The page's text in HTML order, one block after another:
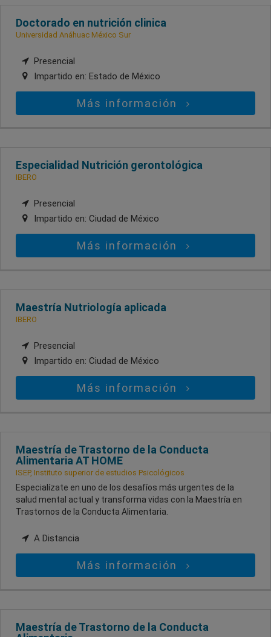
Doctorado en nutrición clinica
Universidad Anáhuac México Sur
Presencial
Impartido en: Estado de México
Más información
Especialidad Nutrición gerontológica
IBERO
Presencial
Impartido en: Ciudad de México
Más información
Maestría Nutriología aplicada
IBERO
Presencial
Impartido en: Ciudad de México
Más información
Maestría de Trastorno de la Conducta
Alimentaria AT HOME
ISEP, Instituto superior de estudios Psicológicos
Especialízate en uno de los desafíos más urgentes de la
salud mental actual y transforma vidas con la Maestría en
Trastornos de la Conducta Alimentaria.
A Distancia
Más información
Maestría de Trastorno de la Conducta